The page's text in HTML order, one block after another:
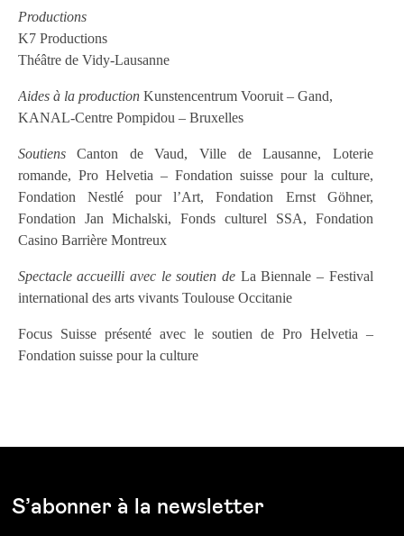
Productions
K7 Productions
Théâtre de Vidy-Lausanne
Aides à la productionKunstencentrum Vooruit – Gand,
KANAL-Centre Pompidou – Bruxelles
SoutiensCanton de Vaud, Ville de Lausanne, Loterie
romande, Pro Helvetia – Fondation suisse pour la culture,
Fondation Nestlé pour l’Art, Fondation Ernst Göhner,
Fondation Jan Michalski, Fonds culturel SSA, Fondation
Casino Barrière Montreux
Spectacle accueilli avec le soutien de La Biennale – Festival
international des arts vivants Toulouse Occitanie
Focus Suisse présenté avec le soutien de Pro Helvetia –
Fondation suisse pour la culture
S’abonner à la newsletter